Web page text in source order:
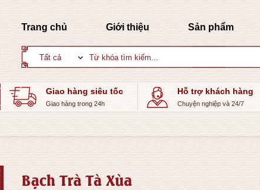
Trang chủ Giới thiệu Sản phẩm
kiếm:
Giao hàng siêu tốc
Giao hàng trong 24h
Hỗ trợ khách hàng
Chuyện nghiệp và 24/7
Bạch Trà Tà Xùa